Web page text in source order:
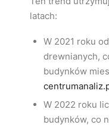
latach:
W 2021 roku
drewnianych,
budynków
W 2022 roku
budynków, co